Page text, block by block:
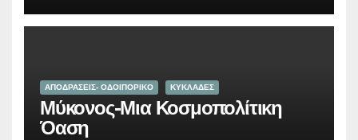
ΑΠΟΔΡΑΣΕΙΣ- ΟΔΟΙΠΟΡΙΚΟ ΚΥΚΛΑΔΕΣ
Μύκονος-Μια Κοσμοπολίτικη
Όαση